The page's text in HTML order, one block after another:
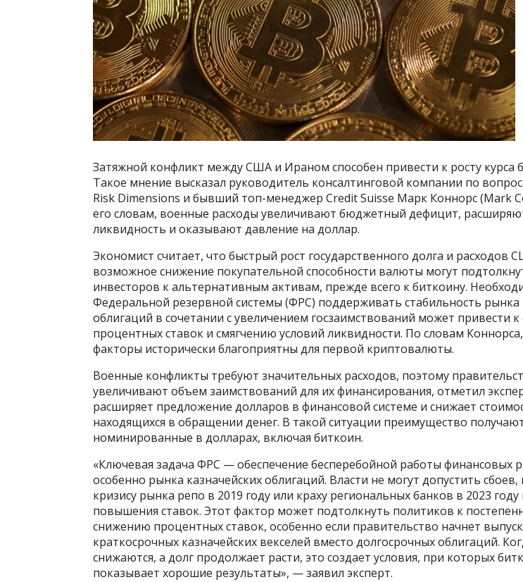
Затяжной конфликт между США и Ираном способен привести к росту курса
Такое мнение высказал руководитель консалтинговой компании по
Risk Dimensions и бывший топ-менеджер Credit Suisse Марк Коннорс (Mark
его словам, военные расходы увеличивают бюджетный дефицит,
ликвидность и оказывают давление на доллар.
Экономист считает, что быстрый рост государственного долга и расходов
возможное снижение покупательной способности валюты могут
инвесторов к альтернативным активам, прежде всего к биткоину.
Федеральной резервной системы (ФРС) поддерживать стабильность рынка
облигаций в сочетании с увеличением госзаимствований может привести
процентных ставок и смягчению условий ликвидности. По словам
факторы исторически благоприятны для первой криптовалюты.
Военные конфликты требуют значительных расходов, поэтому
увеличивают объем заимствований для их финансирования, отметил
расширяет предложение долларов в финансовой системе и снижает
находящихся в обращении денег. В такой ситуации преимущество
номинированные в долларах, включая биткоин.
«Ключевая задача ФРС — обеспечение бесперебойной работы финансовых
особенно рынка казначейских облигаций. Власти не могут допустить
кризису рынка репо в 2019 году или краху региональных банков в 2023 году
повышения ставок. Этот фактор может подтолкнуть политиков к
снижению процентных ставок, особенно если правительство начнет
краткосрочных казначейских векселей вместо долгосрочных облигаций.
снижаются, а долг продолжает расти, это создает условия, при которых
показывает хорошие результаты», — заявил эксперт.